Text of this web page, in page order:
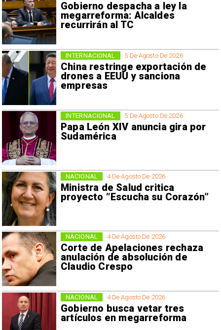
Gobierno despacha a ley la
megarreforma: Alcaldes
recurrirán al TC
5 De Agosto De 2026
China restringe exportación de
drones a EEUU y sanciona
empresas
INTERNACIONAL
5 De Agosto De 2026
Papa León XIV anuncia gira por
Sudamérica
INTERNACIONAL
4 De Agosto De 2026
Ministra de Salud critica
proyecto “Escucha su Corazón”
NACIONAL
4 De Agosto De 2026
Corte de Apelaciones rechaza
anulación de absolución de
Claudio Crespo
NACIONAL
4 De Agosto De 2026
Gobierno busca vetar tres
artículos en megarreforma
NACIONAL